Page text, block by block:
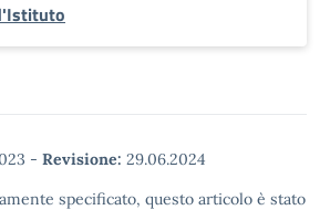
- Revisione: 29.06.2024
specificato, questo articolo è stato